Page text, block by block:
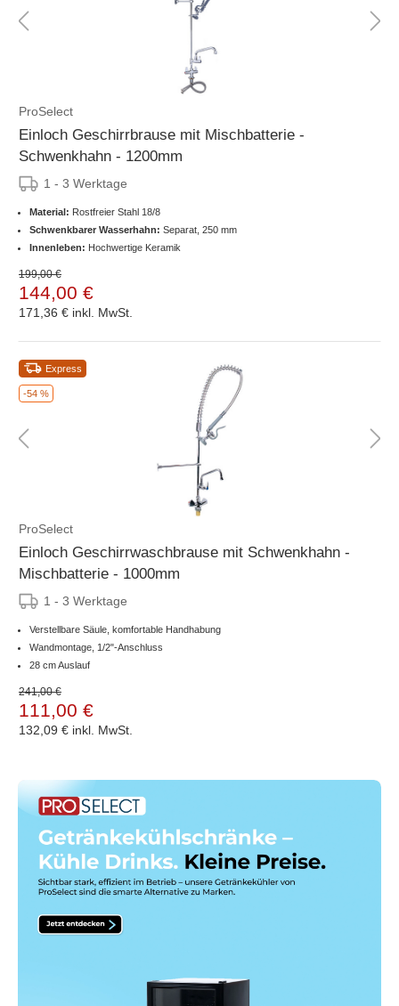
ProSelect
Einloch Geschirrbrause mit Mischbatterie -
Schwenkhahn - 1200mm
1 - 3 Werktage
Material: Rostfreier Stahl 18/8
Schwenkbarer Wasserhahn: Separat, 250 mm
Innenleben: Hochwertige Keramik
199,00 €
144,00 €
171,36 € inkl. MwSt.
-54 %
Express
ProSelect
Einloch Geschirrwaschbrause mit Schwenkhahn -
Mischbatterie - 1000mm
1 - 3 Werktage
Verstellbare Säule, komfortable Handhabung
Wandmontage, 1/2"-Anschluss
28 cm Auslauf
241,00 €
111,00 €
132,09 € inkl. MwSt.